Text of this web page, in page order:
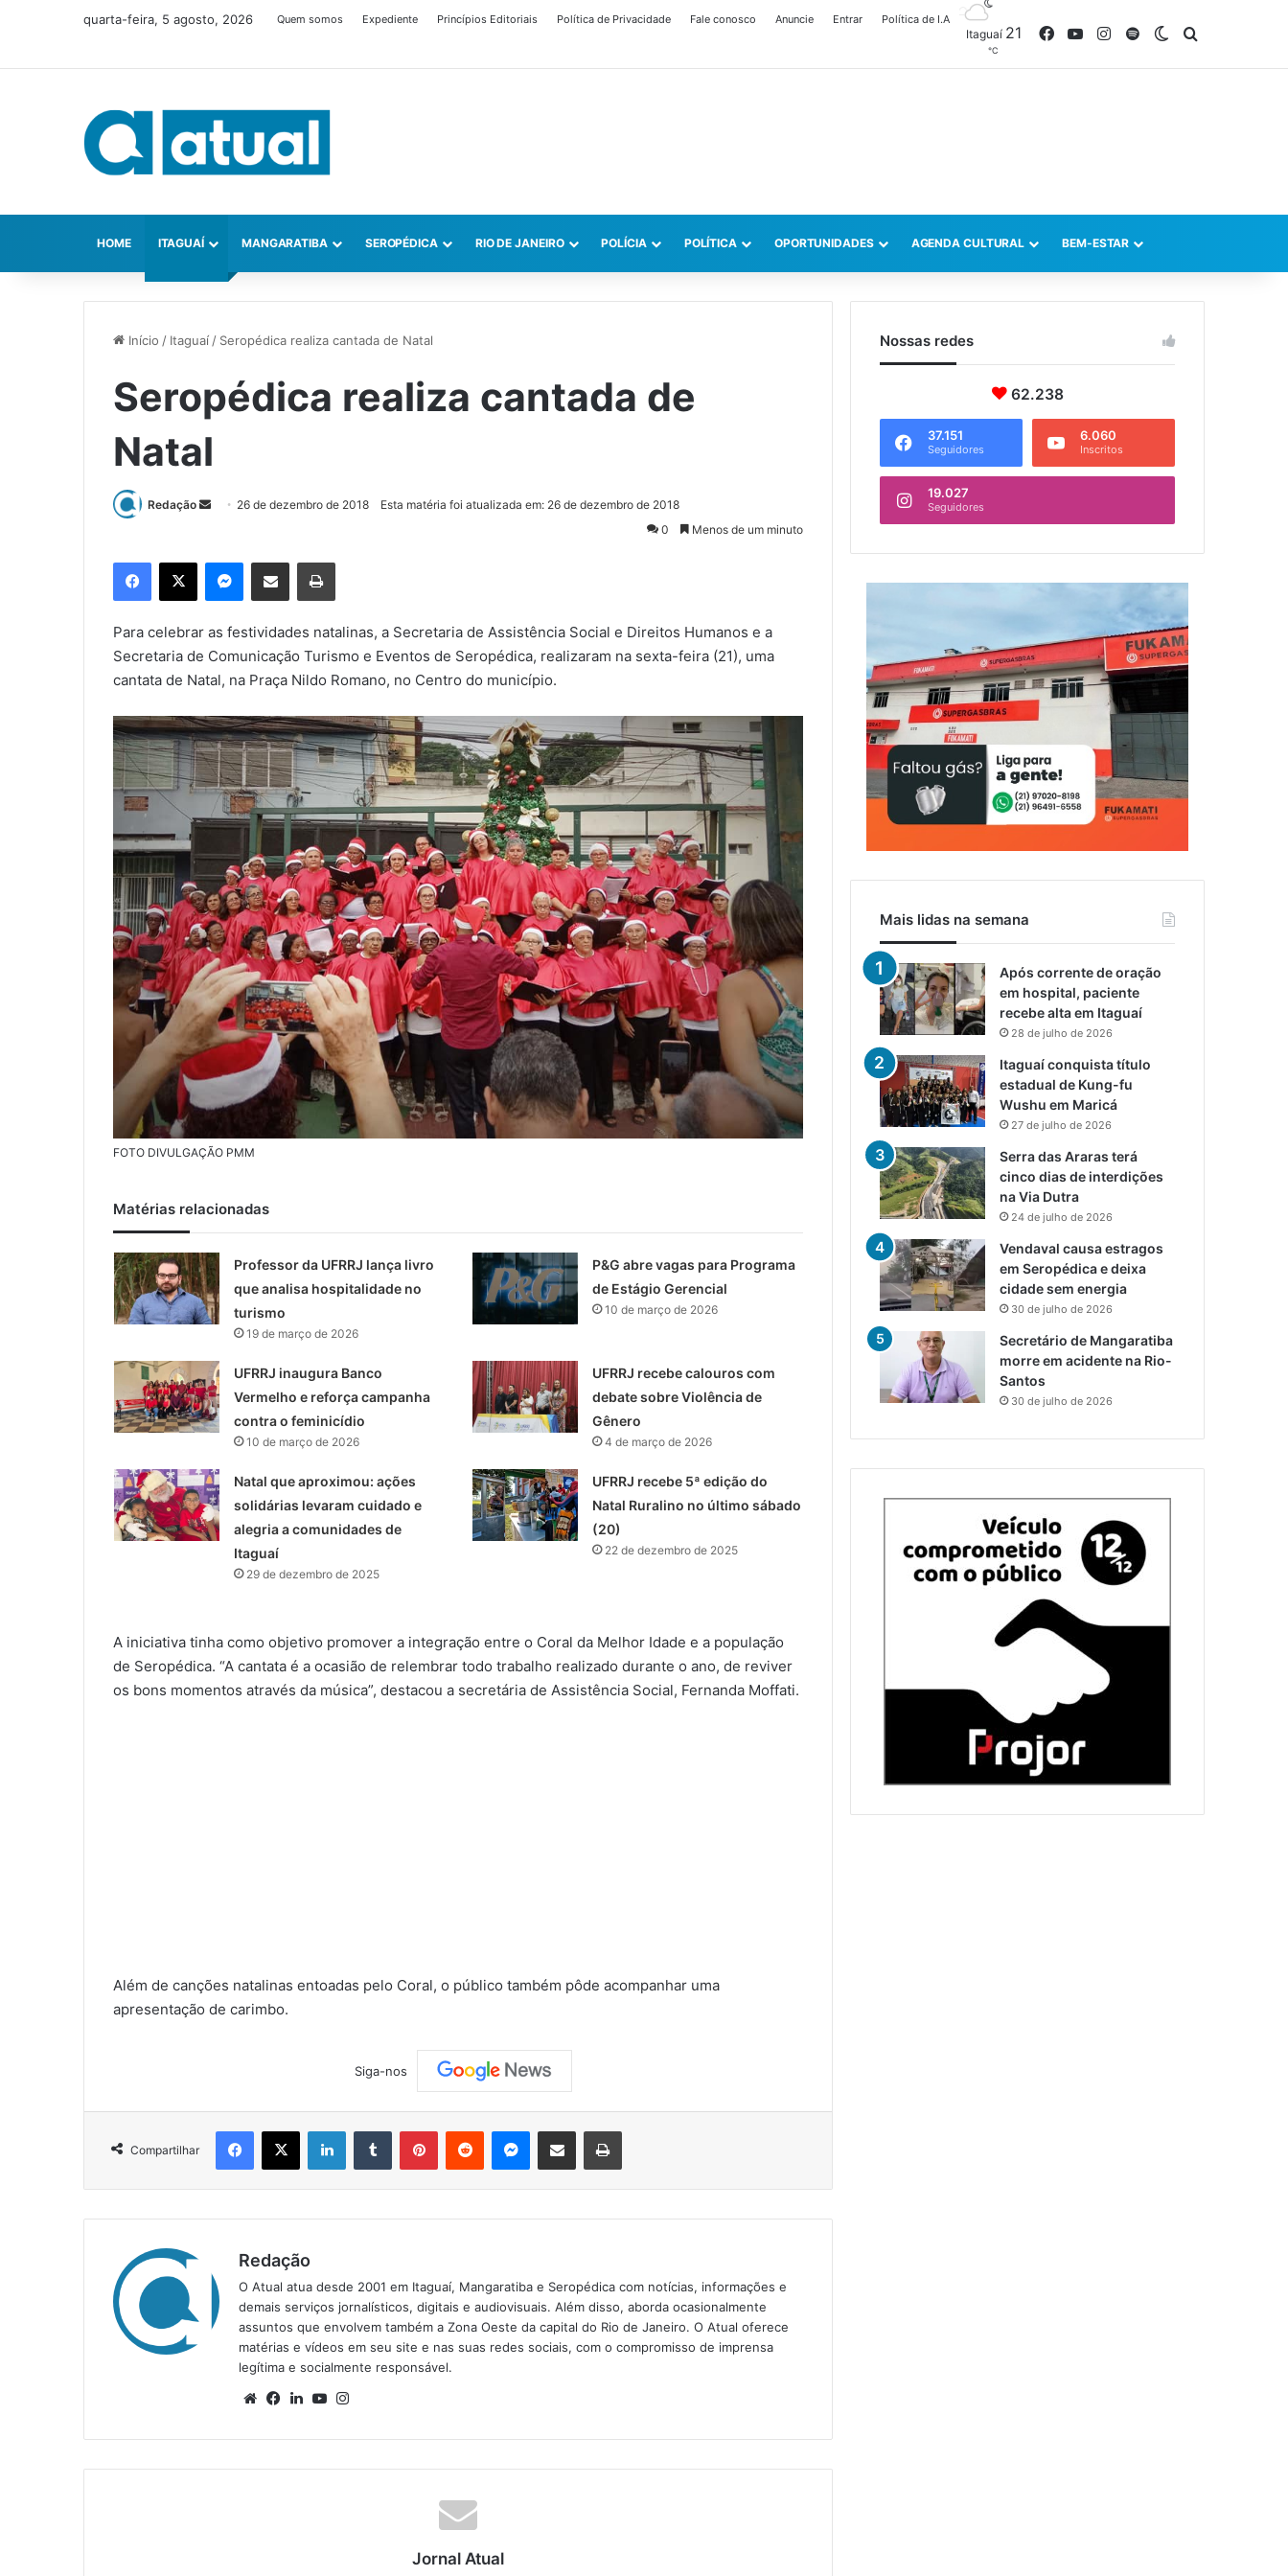
quarta-feira, 5 agosto, 2026 Quem somos Expediente Princípios Editoriais Política de Privacidade Fale conosco Anuncie Entrar Política de I.A
Itaguaí 21
℃
FacebookYouTubeInstagram
SpotifySwitch skin
HOME ITAGUAÍ MANGARATIBA SEROPÉDICA RIO DE JANEIRO POLÍCIA POLÍTICA OPORTUNIDADES AGENDA CULTURAL BEM-ESTAR
Início / Itaguaí/ Seropédica realiza cantada de Natal
Seropédica realiza cantada de
Natal
Redação
m
e
-
a
i
l
26 de dezembro de 2018
Esta matéria foi atualizada em: 26 de dezembro de 2018
0
Menos de um minuto
Para celebrar as festividades natalinas, a Secretaria de Assistência Social e Direitos Humanos e a
Secretaria de Comunicação Turismo e Eventos de Seropédica, realizaram na sexta-feira (21), uma
cantata de Natal, na Praça Nildo Romano, no Centro do município.
FOTO DIVULGAÇÃO PMM
Matérias relacionadas
Professor da UFRRJ lança livro
que analisa hospitalidade no
turismo
19 de março de 2026
P&G abre vagas para Programa
de Estágio Gerencial
10 de março de 2026
UFRRJ inaugura Banco
Vermelho e reforça campanha
contra o feminicídio
10 de março de 2026
UFRRJ recebe calouros com
debate sobre Violência de
Gênero
4 de março de 2026
Natal que aproximou: ações
solidárias levaram cuidado e
alegria a comunidades de
Itaguaí
29 de dezembro de 2025
UFRRJ recebe 5ª edição do
Natal Ruralino no último sábado
(20)
22 de dezembro de 2025
A iniciativa tinha como objetivo promover a integração entre o Coral da Melhor Idade e a população
de Seropédica. “A cantata é a ocasião de relembrar todo trabalho realizado durante o ano, de reviver
os bons momentos através da música”, destacou a secretária de Assistência Social, Fernanda Moffati.
Além de canções natalinas entoadas pelo Coral, o público também pôde acompanhar uma
apresentação de carimbo.
Siga-nos
Compartilhar
Redação
O Atual atua desde 2001 em Itaguaí, Mangaratiba e Seropédica com notícias, informações e
demais serviços jornalísticos, digitais e audiovisuais. Além disso, aborda ocasionalmente
assuntos que envolvem também a Zona Oeste da capital do Rio de Janeiro. O Atual oferece
matérias e vídeos em seu site e nas suas redes sociais, com o compromisso de imprensa
legítima e socialmente responsável.
We
te
Fa
bo
ok
Lin
din
Yo
ub
e
ra
m
Jornal Atual
Nossas redes
62.238
37.151
Seguidores
6.060
Inscritos
19.027
Seguidores
Mais lidas na semana
Após corrente de oração
em hospital, paciente
recebe alta em Itaguaí
28 de julho de 2026
Itaguaí conquista título
estadual de Kung-fu
Wushu em Maricá
27 de julho de 2026
Serra das Araras terá
cinco dias de interdições
na Via Dutra
24 de julho de 2026
Vendaval causa estragos
em Seropédica e deixa
cidade sem energia
30 de julho de 2026
Secretário de Mangaratiba
morre em acidente na Rio-
Santos
30 de julho de 2026